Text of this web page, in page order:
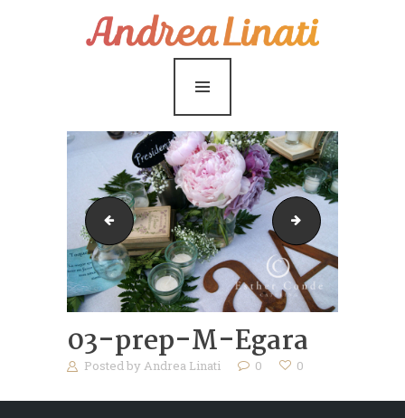
¿Cómo funciona?
Servicios
Coaching Gratis
Conóceme
Contáctame
Blog
Imagen2 Imagen3
03-prep-M-Egara
Posted byAndrea Linati 0 0